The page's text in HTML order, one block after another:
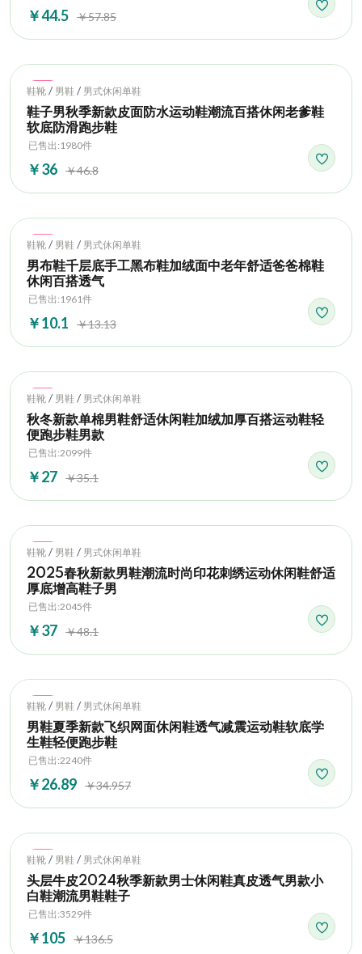
￥44.5 ￥57.85
Hot
鞋靴 / 男鞋 / 男式休闲单鞋
鞋子男秋季新款皮面防水运动鞋潮流百搭休闲老爹鞋
软底防滑跑步鞋
已售出:1980件
￥36 ￥46.8
Hot
鞋靴 / 男鞋 / 男式休闲单鞋
男布鞋千层底手工黑布鞋加绒面中老年舒适爸爸棉鞋
休闲百搭透气
已售出:1961件
￥10.1 ￥13.13
Hot
鞋靴 / 男鞋 / 男式休闲单鞋
秋冬新款单棉男鞋舒适休闲鞋加绒加厚百搭运动鞋轻
便跑步鞋男款
已售出:2099件
￥27 ￥35.1
Hot
鞋靴 / 男鞋 / 男式休闲单鞋
2025春秋新款男鞋潮流时尚印花刺绣运动休闲鞋舒适
厚底增高鞋子男
已售出:2045件
￥37 ￥48.1
Hot
鞋靴 / 男鞋 / 男式休闲单鞋
男鞋夏季新款飞织网面休闲鞋透气减震运动鞋软底学
生鞋轻便跑步鞋
已售出:2240件
￥26.89 ￥34.957
Hot
鞋靴 / 男鞋 / 男式休闲单鞋
头层牛皮2024秋季新款男士休闲鞋真皮透气男款小
白鞋潮流男鞋鞋子
已售出:3529件
￥105 ￥136.5